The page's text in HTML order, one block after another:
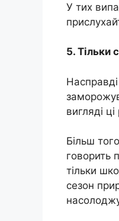
У тих
5. Тільки
вигляді
Більш
говорить
тільки
сезон